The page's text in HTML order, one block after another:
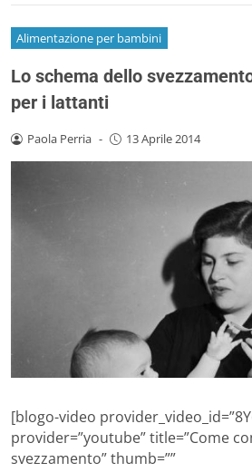
Alimentazione per bambini
Lo schema dello
per i lattanti
Paola Perria - 13 Aprile 2014
[blogo-video
provider=”youtube” title=”Come
svezzamento” thumb=””